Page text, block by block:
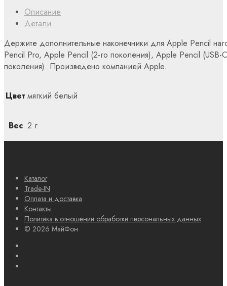
Описание
Детали
Держите дополнительные наконечники для Apple Pencil
Pencil Pro, Apple Pencil (2-го поколения), Apple Pencil (USB-
поколения). Произведено компанией Apple.
Цвет мягкий белый
Вес 2 г
Каталог
Trade-IN
Оплата и доставка
Контакты
Политика в отношении обработки персональных данных
© 2026 МайФон